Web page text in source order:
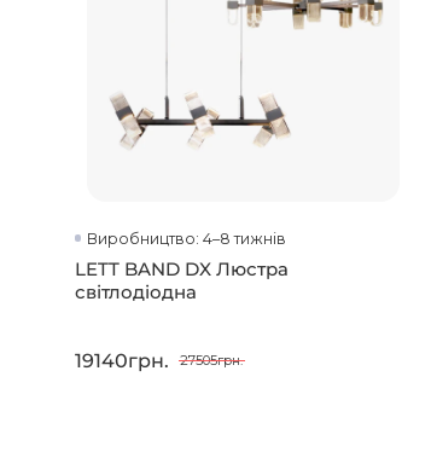
Виробництво: 4–8 тижнів
LETT BAND DX Люстра
світлодіодна
19140грн. 27505грн.